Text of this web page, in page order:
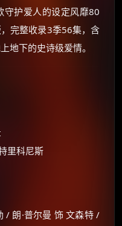
守护爱人的设定风靡80
完整收录3季56集，含
地下的史诗级爱情。
里科尼斯
/ 朗·普尔曼 饰 文森特 /